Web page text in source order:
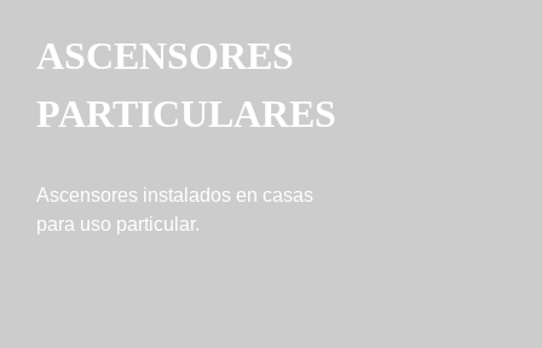
ASCENSORES
PARTICULARES
Ascensores instalados en casas
para uso particular.